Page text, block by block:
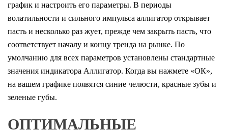
график и настроить его параметры. В периоды
волатильности и сильного импульса аллигатор открывает
пасть и несколько раз жует, прежде чем закрыть пасть, что
соответствует началу и концу тренда на рынке. По
умолчанию для всех параметров установлены стандартные
значения индикатора Аллигатор. Когда вы нажмете «ОК»,
на вашем графике появятся синие челюсти, красные зубы и
зеленые губы.
ОПТИМАЛЬНЫЕ